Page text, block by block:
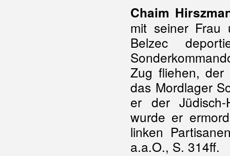
Chaim
mit seiner Frau
Belzec
Zug fliehen,
das Mordlager
er der Jüdisch-
wurde er
linken
a.a.O., S. 314ff.